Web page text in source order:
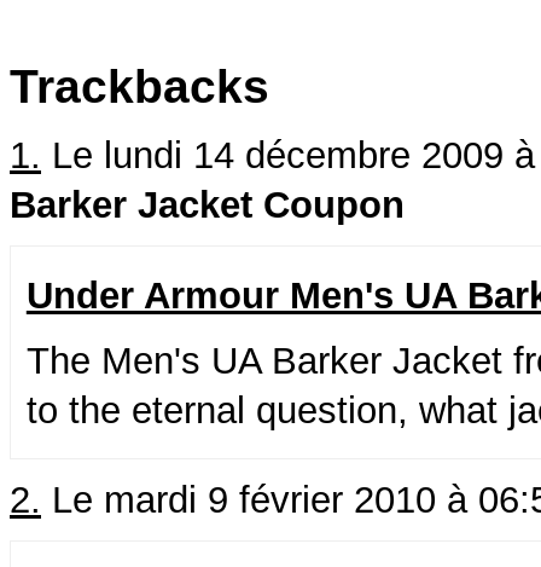
Trackbacks
1. Le lundi 14 décembre 2009
Barker Jacket Coupon
Under Armour Men's UA
The Men's UA Barker Jacket
to the eternal question, what
2. Le mardi 9 février 2010 à